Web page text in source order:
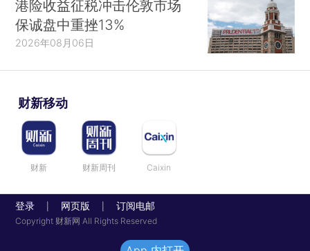
港险收益征税冲击伦敦市场
保诚盘中重挫13%
2026年08月06日
财新移动
财新 财新周刊 Caixin
登录 网页版 订阅电邮
Copyright 财新网 All Rights Reserved